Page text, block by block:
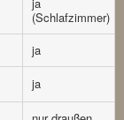
(Schlafzimmer)
ja
ja